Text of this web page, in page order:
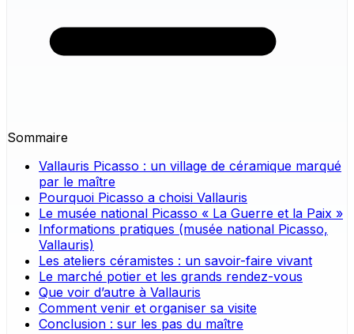
Sommaire
Vallauris Picasso : un village de céramique marqué
par le maître
Pourquoi Picasso a choisi Vallauris
Le musée national Picasso « La Guerre et la Paix »
Informations pratiques (musée national Picasso,
Vallauris)
Les ateliers céramistes : un savoir-faire vivant
Le marché potier et les grands rendez-vous
Que voir d’autre à Vallauris
Comment venir et organiser sa visite
Conclusion : sur les pas du maître